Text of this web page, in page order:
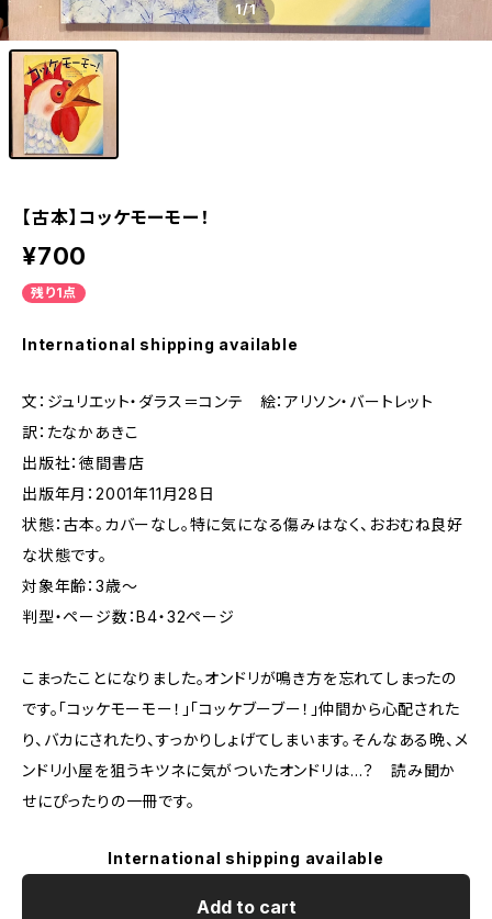
1/1
【古本】コッケモーモー！
¥700
残り1点
International shipping available
文：ジュリエット・ダラス＝コンテ 絵：アリソン・バートレット
訳：たなかあきこ
出版社：徳間書店
出版年月：2001年11月28日
状態：古本。カバーなし。特に気になる傷みはなく、おおむね良好
な状態です。
対象年齢：3歳〜
判型・ページ数：B4・32ページ
こまったことになりました。オンドリが鳴き方を忘れてしまったの
です。「コッケモーモー！」「コッケブーブー！」仲間から心配された
り、バカにされたり、すっかりしょげてしまいます。そんなある晩、メ
ンドリ小屋を狙うキツネに気がついたオンドリは…？ 読み聞か
せにぴったりの一冊です。
International shipping available
Add to cart